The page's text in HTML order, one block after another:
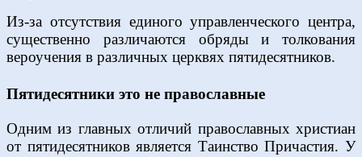
Из-за отсутствия единого управленческого центра,
существенно различаются обряды и толкования
вероучения в различных церквях пятидесятников.
Пятидесятники это не православные
Одним из главных отличий православных христиан
от пятидесятников является Таинство Причастия. У